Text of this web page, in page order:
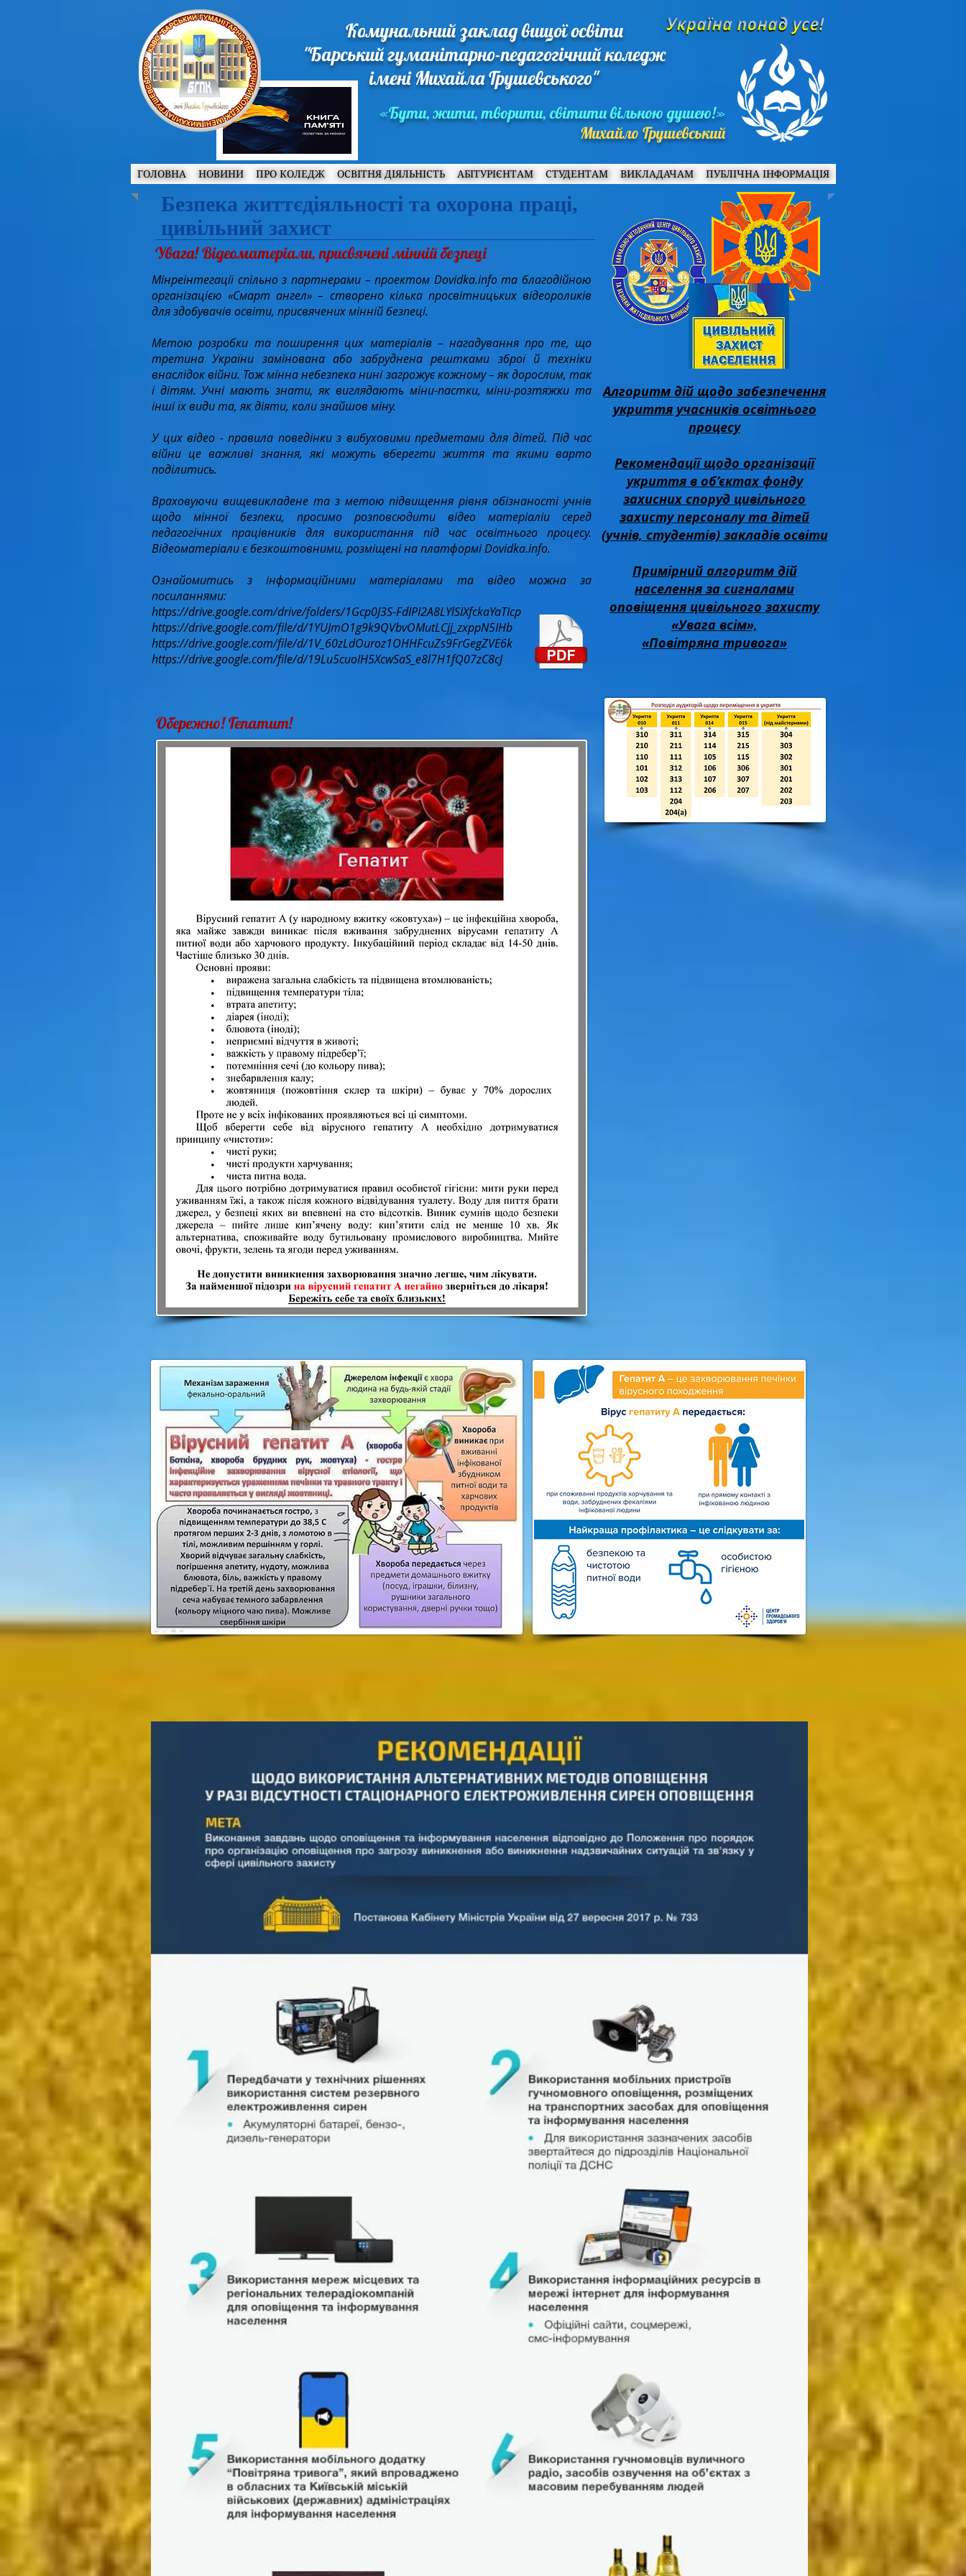
Комунальний заклад вищої освіти
"Барський гуманітарно-педагогічний коледж
імені Михайла Грушевського"
«Бути, жити, творити, світити вільною душею!»
Михайло Грушевський
ГОЛОВНА НОВИНИ ПРО КОЛЕДЖ ОСВІТНЯ ДІЯЛЬНІСТЬ АБІТУРІЄНТАМ СТУДЕНТАМ ВИКЛАДАЧАМ ПУБЛІЧНА ІНФОРМАЦІЯ
Безпека життєдіяльності та охорона праці,
цивільний захист
Увага! Відеоматеріали, присвячені мінній безпеці
Мінреінтегації спільно з партнерами – проектом Dovidka.info та благодійною
організацією «Смарт ангел» – створено кілька просвітницьких відеороликів
для здобувачів освіти, присвячених мінній безпеці.​
Метою розробки та поширення цих матеріалів – нагадування про те, що
третина України замінована або забруднена рештками зброї й техніки
внаслідок війни. Тож мінна небезпека нині загрожує кожному – як дорослим, так
і дітям. Учні мають знати, як виглядають міни-пастки, міни-розтяжки та
інші їх види та, як діяти, коли знайшов міну.
​У цих відео - правила поведінки з вибуховими предметами для дітей. Під час
війни це важливі знання, які можуть вберегти життя та якими варто
поділитись.​
Враховуючи вищевикладене та з метою підвищення рівня обізнаності учнів
щодо мінної безпеки, просимо розповсюдити відео матеріаліи серед
педагогічних працівників для використання під час освітнього процесу.​
Відеоматеріали є безкоштовними, розміщені на платформі Dovidka.info.
Ознайомитись з інформаційними матеріалами та відео можна за
посиланнями:
https://drive.google.com/drive/folders/1Gcp0J3S-FdIPI2A8LYlSIXfckaYaTIcp
https://drive.google.com/file/d/1YUJmO1g9k9QVbvOMutLCjj_zxppN5IHb
https://drive.google.com/file/d/1V_60zLdOuroz1OHHFcuZs9FrGegZVE6k
https://drive.google.com/file/d/19Lu5cuoIH5XcwSaS_e8l7H1fQ07zC8cJ
Обережно! Гепатит!
Алгоритм дій щодо забезпечення
укриття учасників освітнього
процесу
Рекомендації щодо організації
укриття в об’єктах фонду
захисних споруд цивільного
захисту персоналу та дітей
(учнів, студентів) закладів освіти
Примірний алгоритм дій
населення за сигналами
оповіщення цивільного захисту
«Увага всім»,
«Повітряна тривога»